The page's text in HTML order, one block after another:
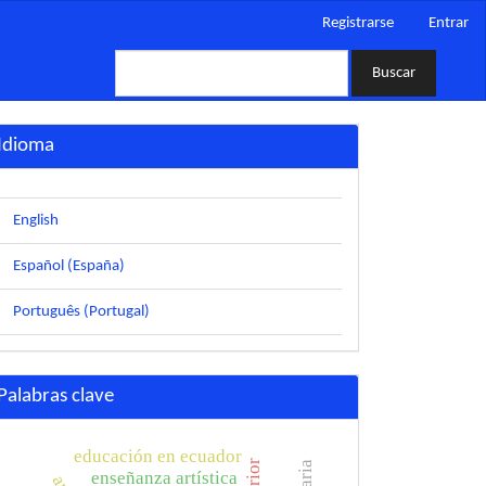
Registrarse Entrar
Buscar
English
Español (España)
Português (Portugal)
Palabras clave
enseñanza artística
educación en ecuador